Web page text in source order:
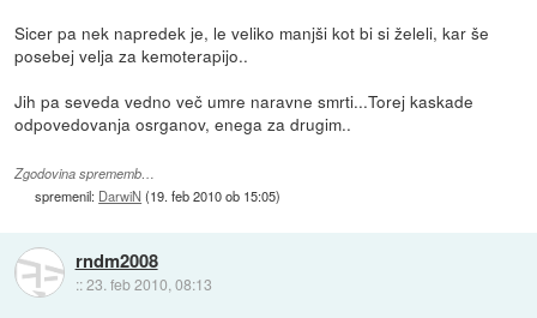
Sicer pa nek napredek je, le veliko manjši kot bi si želeli, kar še
posebej velja za kemoterapijo..
Jih pa seveda vedno več umre naravne smrti...Torej kaskade
odpovedovanja osrganov, enega za drugim..
Zgodovina sprememb…
spremenil: DarwiN(19. feb 2010 ob 15:05)
rndm2008
::23. feb 2010, 08:13